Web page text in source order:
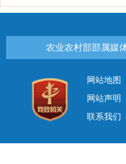
农业农村部部属媒
网站地图
网站声明
联系我们